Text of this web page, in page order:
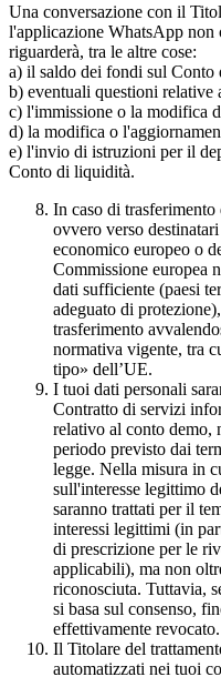
Una conversazione con il
l'applicazione WhatsApp non
riguarderà, tra le altre cose:
a) il saldo dei fondi sul Conto
b) eventuali questioni relative
c) l'immissione o la modifica
d) la modifica o
e) l'invio di istruzioni per il
Conto di liquidità.
In caso di
ovvero verso
economico europeo o
Commissione europea
dati sufficiente (paesi
adeguato di
trasferimento
normativa vigente, tra
tipo» dell’UE.
I tuoi dati personali
Contratto di servizi
relativo al conto demo,
periodo previsto dai
legge. Nella misura in
sull'interesse legittimo
saranno trattati per il
interessi legittimi (in
di prescrizione per le
applicabili), ma non
riconosciuta. Tuttavia,
si basa sul consenso,
effettivamente revocato.
Il Titolare del
automatizzati nei tuoi